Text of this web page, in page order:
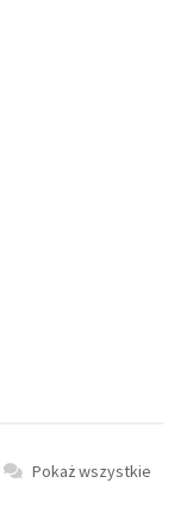
Pokaż wszystkie